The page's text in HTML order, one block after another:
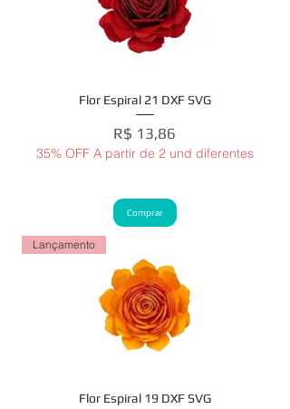
Flor Espiral 21 DXF SVG
Preço
R$ 13,86
35% OFF A partir de 2 und diferentes
Comprar
Lançamento
Flor Espiral 19 DXF SVG